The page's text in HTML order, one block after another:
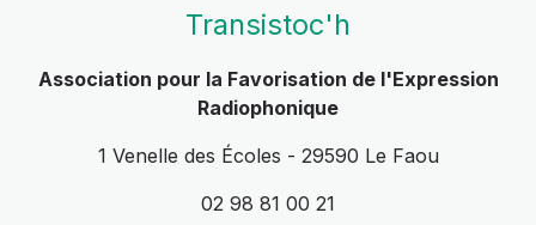
Transistoc'h
Association pour la Favorisation de l'Expression
Radiophonique
1 Venelle des Écoles - 29590 Le Faou
02 98 81 00 21